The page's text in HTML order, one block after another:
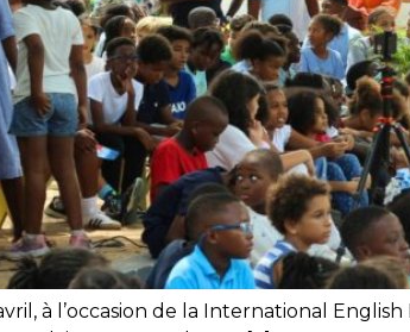
à l’occasion de la International